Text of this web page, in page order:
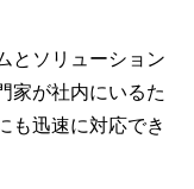
とソリューション
家が社内にいるた
も迅速に対応でき